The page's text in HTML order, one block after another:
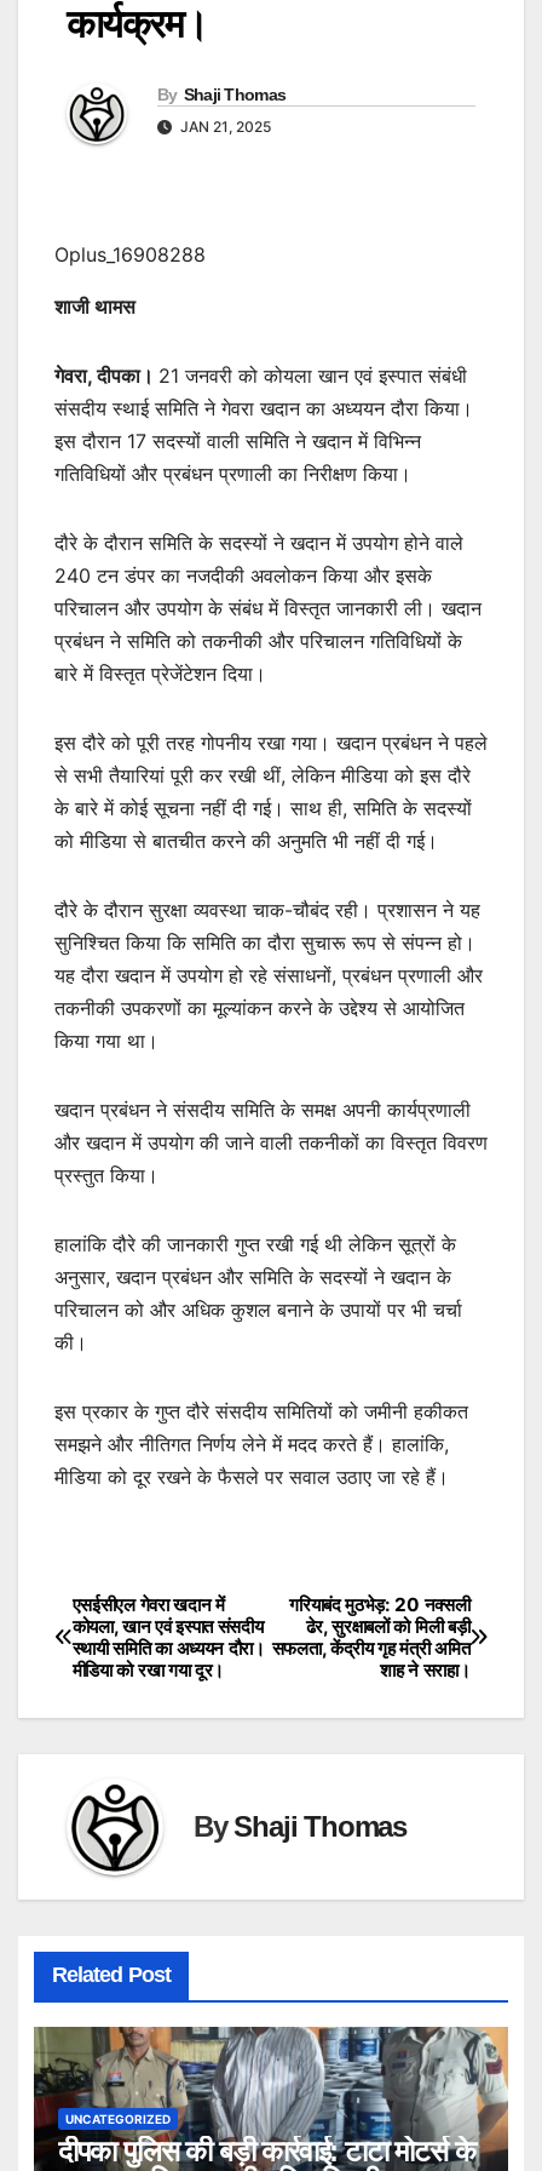
कार्यक्रम।
By Shaji Thomas
JAN 21, 2025
Oplus_16908288
शाजी थामस
गेवरा, दीपका। 21 जनवरी को कोयला खान एवं इस्पात संबंधी
संसदीय स्थाई समिति ने गेवरा खदान का अध्ययन दौरा किया।
इस दौरान 17 सदस्यों वाली समिति ने खदान में विभिन्न
गतिविधियों और प्रबंधन प्रणाली का निरीक्षण किया।
दौरे के दौरान समिति के सदस्यों ने खदान में उपयोग होने वाले
240 टन डंपर का नजदीकी अवलोकन किया और इसके
परिचालन और उपयोग के संबंध में विस्तृत जानकारी ली। खदान
प्रबंधन ने समिति को तकनीकी और परिचालन गतिविधियों के
बारे में विस्तृत प्रेजेंटेशन दिया।
इस दौरे को पूरी तरह गोपनीय रखा गया। खदान प्रबंधन ने पहले
से सभी तैयारियां पूरी कर रखी थीं, लेकिन मीडिया को इस दौरे
के बारे में कोई सूचना नहीं दी गई। साथ ही, समिति के सदस्यों
को मीडिया से बातचीत करने की अनुमति भी नहीं दी गई।
दौरे के दौरान सुरक्षा व्यवस्था चाक-चौबंद रही। प्रशासन ने यह
सुनिश्चित किया कि समिति का दौरा सुचारू रूप से संपन्न हो।
यह दौरा खदान में उपयोग हो रहे संसाधनों, प्रबंधन प्रणाली और
तकनीकी उपकरणों का मूल्यांकन करने के उद्देश्य से आयोजित
किया गया था।
खदान प्रबंधन ने संसदीय समिति के समक्ष अपनी कार्यप्रणाली
और खदान में उपयोग की जाने वाली तकनीकों का विस्तृत विवरण
प्रस्तुत किया।
हालांकि दौरे की जानकारी गुप्त रखी गई थी लेकिन सूत्रों के
अनुसार, खदान प्रबंधन और समिति के सदस्यों ने खदान के
परिचालन को और अधिक कुशल बनाने के उपायों पर भी चर्चा
की।
इस प्रकार के गुप्त दौरे संसदीय समितियों को जमीनी हकीकत
समझने और नीतिगत निर्णय लेने में मदद करते हैं। हालांकि,
मीडिया को दूर रखने के फैसले पर सवाल उठाए जा रहे हैं।
Post
navigation
गरियाबंद मुठभेड़: 20 नक्सली
ढेर, सुरक्षाबलों को मिली बड़ी
सफलता, केंद्रीय गृह मंत्री अमित
शाह ने सराहा।
एसईसीएल गेवरा खदान में
कोयला, खान एवं इस्पात संसदीय
स्थायी समिति का अध्ययन दौरा।
मीडिया को रखा गया दूर।
ByShaji Thomas
Related Post
UNCATEGORIZED
दीपका पुलिस की बड़ी कार्रवाई: टाटा मोटर्स के